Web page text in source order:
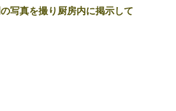
写真を撮り厨房内に掲示して